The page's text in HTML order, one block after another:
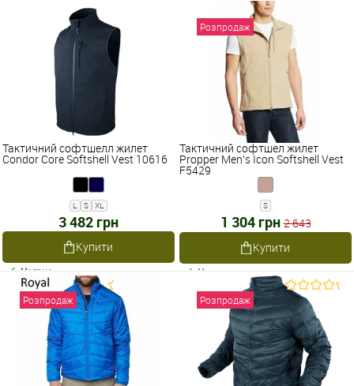
Тактичний софтшелл жилет
Condor Core Softshell Vest 10616
L S XL
3 482 грн
Купити
Наявне
Розпродаж
Тактичний софтшел жилет
Propper Men's Icon Softshell Vest
F5429
S
1 304 грн 2 643
Купити
Наявне
Розпродаж Розпродаж